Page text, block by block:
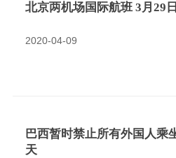
北京两机场国
2020-04-09
巴西暂时禁止所有外国人乘
天